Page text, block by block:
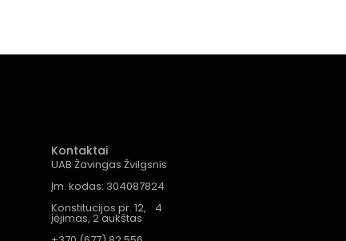
Kontaktai
UAB Žavingas Žvilgsnis
Įm. kodas: 304087824
Konstitucijos pr. 12, 4
įėjimas, 2 aukštas